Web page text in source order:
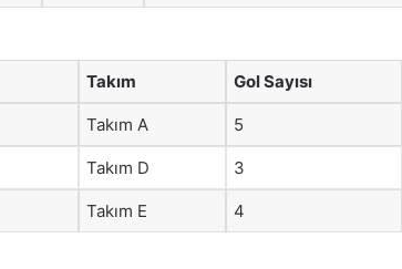
Takım Gol Sayısı
Takım A 5
Takım D 3
Takım E 4